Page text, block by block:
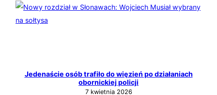
Jedenaście osób trafiło do więzień po działaniach
obornickiej policji
7 kwietnia 2026